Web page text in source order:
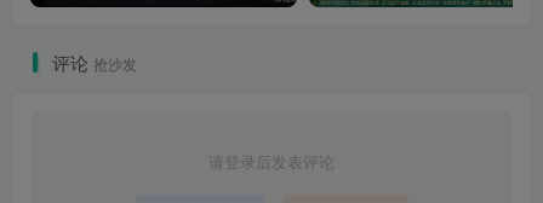
评论 抢沙发
请登录后发表评论